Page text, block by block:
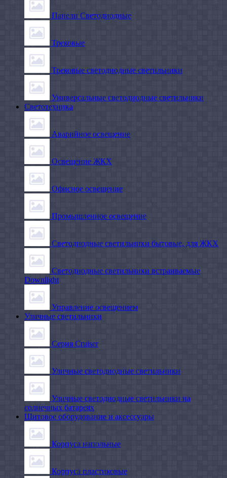
Панели Светодиодные
Трековые
Трековые светодиодные светильники
Универсальные светодиодные светильники
Светотехника
Аварийное освещение
Освещение ЖКХ
Офисное освещение
Промышленное освещение
Светодиодные светильники бытовые, для ЖКХ
Светодиодные светильники встраиваемые
Downlight
Управление освещением
Уличные светильники
Серия Cruiser
Уличные светодиодные светильники
Уличные светодиодные светильники на
солнечных батареях
Щитовое оборудование и аксессуары
Корпуса напольные
Корпуса пластиковые